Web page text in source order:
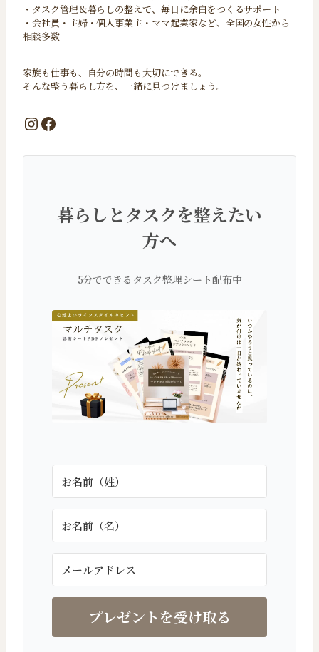
・タスク管理＆暮らしの整えで、毎日に余白をつくるサポート
・会社員・主婦・個人事業主・ママ起業家など、全国の女性から
相談多数
家族も仕事も、自分の時間も大切にできる。
そんな整う暮らし方を、一緒に見つけましょう。
InstagramFacebook
暮らしとタスクを整えたい
方へ
5分でできるタスク整理シート配布中
プレゼントを受け取る